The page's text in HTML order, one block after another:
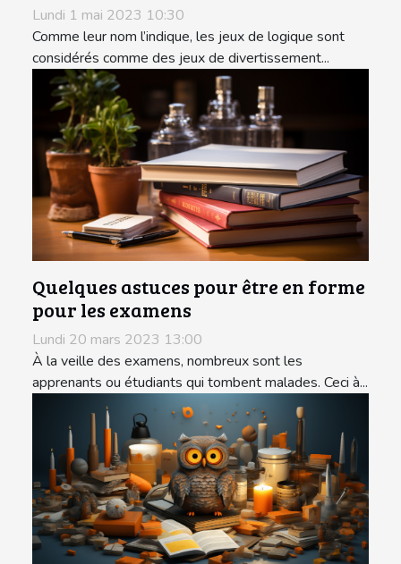
Lundi 1 mai 2023 10:30
Comme leur nom l’indique, les jeux de logique sont
considérés comme des jeux de divertissement...
Quelques astuces pour être en forme
pour les examens
Lundi 20 mars 2023 13:00
À la veille des examens, nombreux sont les
apprenants ou étudiants qui tombent malades. Ceci à...